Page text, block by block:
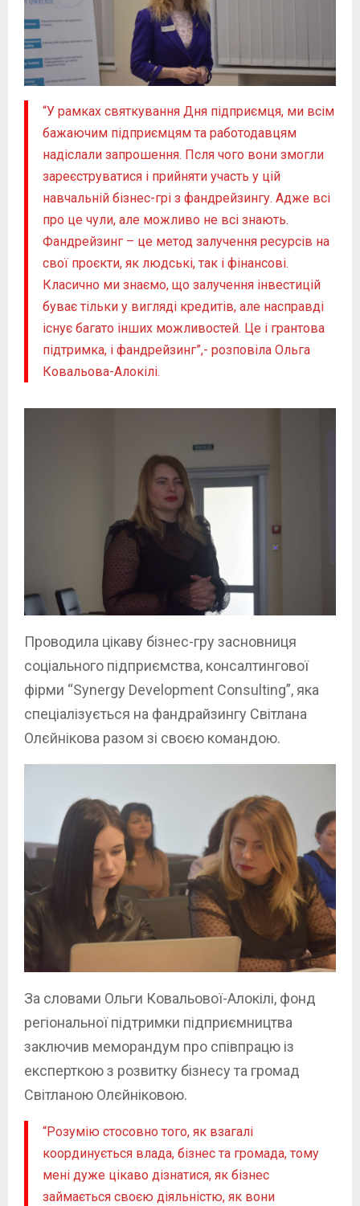
“У рамках святкування Дня підприємця, ми всім
бажаючим підприємцям та работодавцям
надіслали запрошення. Псля чого вони змогли
зареєструватися і прийняти участь у цій
навчальній бізнес-грі з фандрейзингу. Адже всі
про це чули, але можливо не всі знають.
Фандрейзинг – це метод залучення ресурсів на
свої проєкти, як людські, так і фінансові.
Класично ми знаємо, що залучення інвестицій
буває тільки у вигляді кредитів, але насправді
існує багато інших можливостей. Це і грантова
підтримка, і фандрейзинг”,- розповіла Ольга
Ковальова-Алокілі.
Проводила цікаву бізнес-гру засновниця
соціального підприємства, консалтингової
фірми “Synergy Development Consulting”, яка
спеціалізується на фандрайзингу Світлана
Олєйнікова разом зі своєю командою.
За словами Ольги Ковальової-Алокілі, фонд
регіональної підтримки підприємництва
заключив меморандум про співпрацю із
експерткою з розвитку бізнесу та громад
Світланою Олєйніковою.
“Розумію стосовно того, як взагалі
координується влада, бізнес та громада, тому
мені дуже цікаво дізнатися, як бізнес
займається своєю діяльністю, як вони